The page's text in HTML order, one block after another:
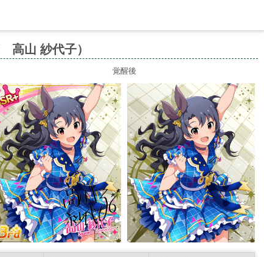
高山 紗代子）
覚醒後